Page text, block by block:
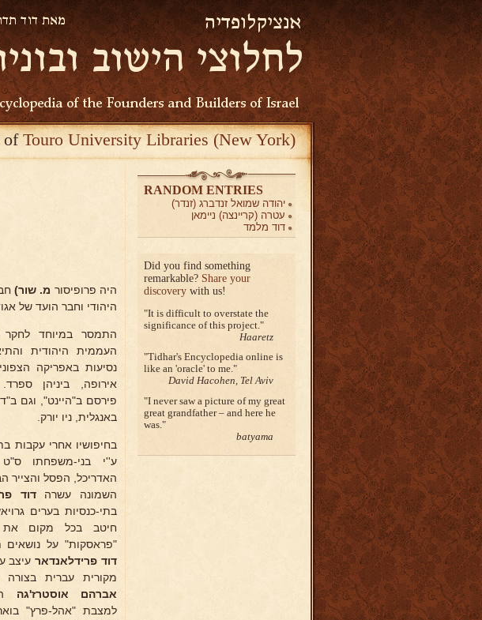
ofTouro University Libraries (New York)
היה פרופיסור מ. שור)
היהודי וחבר הועד של
התמסר במיוחד לחקר
העממית היהודית
נסיעות באפריקה
אירופה, ביניהן
פירסם ב"היינט", וגם
באנגלית, ניו יורק.
בחיפושיו אחרי עקבות
ע''י בני-משפחתו
האדריכל, הפסל והצייר
השמונה עשרהדוד
בתי-כנסיות בערים
חיטב בכל מקום את
"פראסקות" על נושאים
דוד פרידלאנדארעיצב
מקורית עברית
אברהם אוסטרז'גה
למצבת "אהל-פרץ"
RANDOM ENTRIES
יהודה שמואל זנדברג (זנדר)
עטרה (קריינצה) ניימאן
דוד מלמד
Did you find something
remarkable? Share your
discovery with us!
It is difficult to overstate the
significance of this project.
Haaretz
Tidhar's Encyclopedia online is
like an 'oracle' to me.
David Hacohen, Tel Aviv
I never saw a picture of my great
great grandfather – and here he
was.
batyama